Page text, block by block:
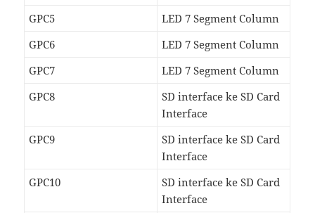
GPC5
LED 7 Segment Column
GPC6
LED 7 Segment Column
GPC7
LED 7 Segment Column
GPC8
SD interface ke SD Card
Interface
GPC9
SD interface ke SD Card
Interface
GPC10
SD interface ke SD Card
Interface